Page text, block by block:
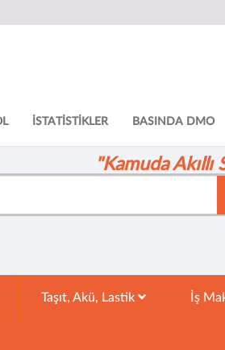
İSTATİSTİKLER BASINDA DMO
"Kamuda Akıllı
Taşıt, Akü, Lastik İş